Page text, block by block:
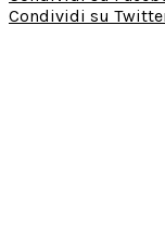
Condividi su